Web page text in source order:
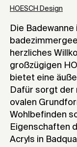
HOESCH Design
Die Badewanne
herzliches
großzügigen
bietet eine
Dafür sorgt der
ovalen
Wohlbefinden
Eigenschaften
Acryls in